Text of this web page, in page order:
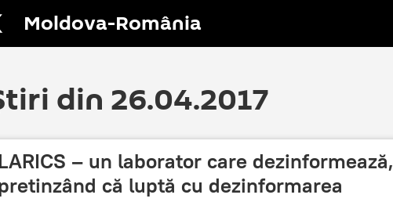
Moldova-România
din 26.04.2017
– un laborator care dezinformează,
că luptă cu dezinformarea